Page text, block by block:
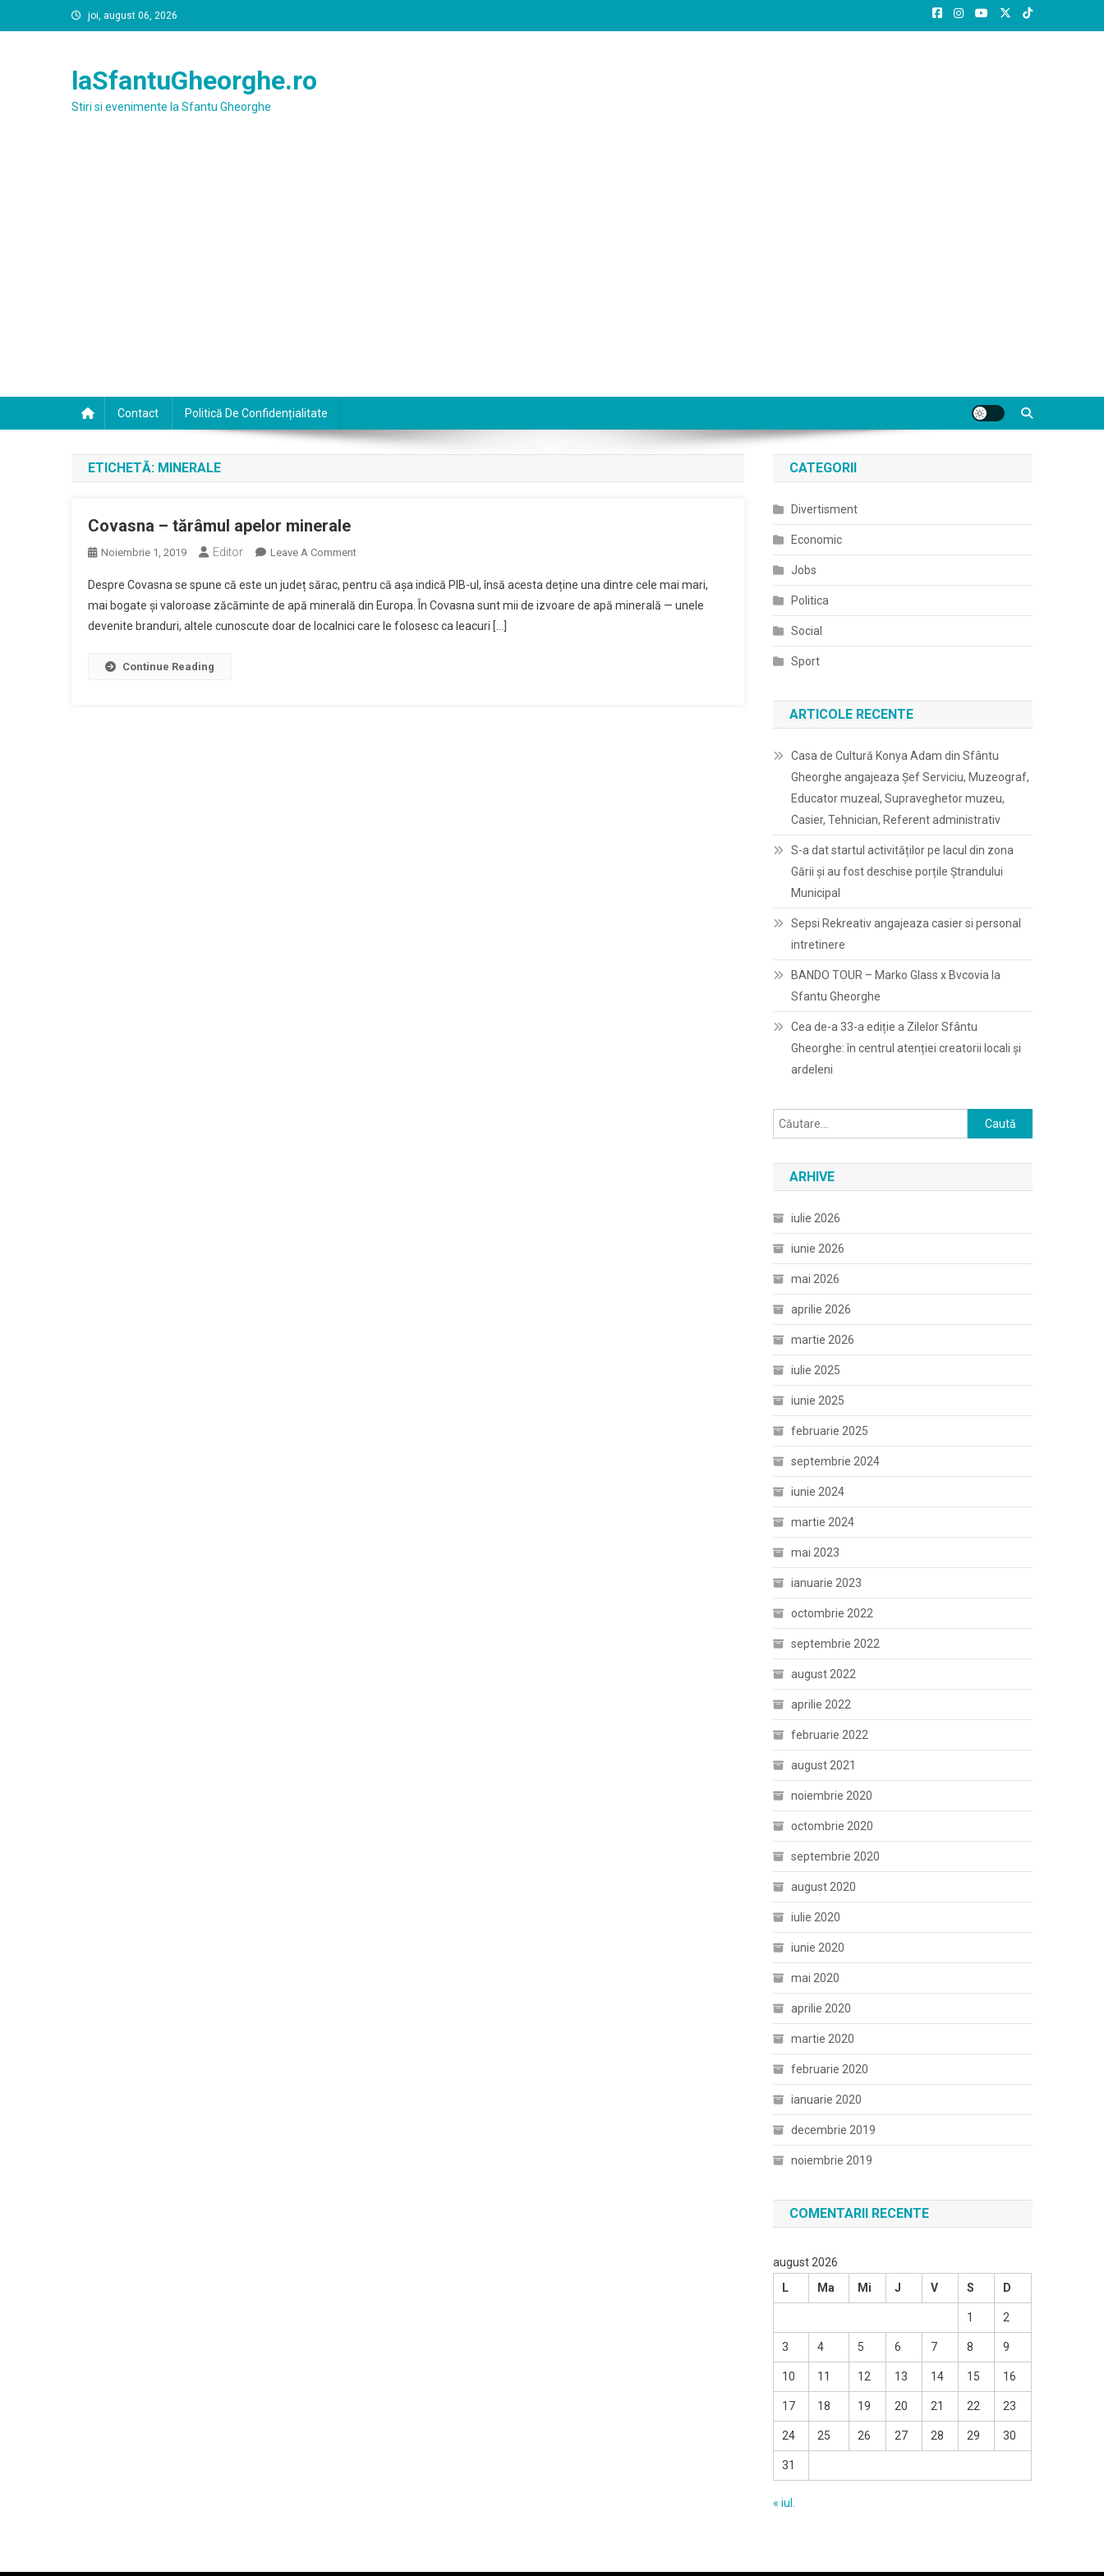
to
joi, august 06, 2026
laSfantuGheorghe.ro
Stiri si evenimente la Sfantu Gheorghe
Contact Politică De Confidențialitate
ETICHETĂ: MINERALE
Covasna – tărâmul apelor minerale
Noiembrie 1, 2019 Editor Leave A CommentOn
–
Tărâmul
Apelor
Despre Covasna se spune că este un județ sărac, pentru că așa indică PIB-ul, însă acesta deține una dintre cele mai mari,
mai bogate și valoroase zăcăminte de apă minerală din Europa. În Covasna sunt mii de izvoare de apă minerală — unele
devenite branduri, altele cunoscute doar de localnici care le folosesc ca leacuri […]
Continue Reading
CATEGORII
Divertisment
Economic
Jobs
Politica
Social
Sport
ARTICOLE RECENTE
Casa de Cultură Konya Adam din Sfântu
Gheorghe angajeaza Șef Serviciu, Muzeograf,
Educator muzeal, Supraveghetor muzeu,
Casier, Tehnician, Referent administrativ
S-a dat startul activităților pe lacul din zona
Gării și au fost deschise porțile Ștrandului
Municipal
Sepsi Rekreativ angajeaza casier si personal
intretinere
BANDO TOUR – Marko Glass x Bvcovia la
Sfantu Gheorghe
Cea de-a 33-a ediție a Zilelor Sfântu
Gheorghe: în centrul atenției creatorii locali și
ardeleni
Caută
după:
ARHIVE
iulie 2026
iunie 2026
mai 2026
aprilie 2026
martie 2026
iulie 2025
iunie 2025
februarie 2025
septembrie 2024
iunie 2024
martie 2024
mai 2023
ianuarie 2023
octombrie 2022
septembrie 2022
august 2022
aprilie 2022
februarie 2022
august 2021
noiembrie 2020
octombrie 2020
septembrie 2020
august 2020
iulie 2020
iunie 2020
mai 2020
aprilie 2020
martie 2020
februarie 2020
ianuarie 2020
decembrie 2019
noiembrie 2019
COMENTARII RECENTE
august 2026
L
Ma Mi J V S D
1 2
3 4 5 6 7 8 9
10 11 12 13 14 15 16
17 18 19 20 21 22 23
24 25 26 27 28 29 30
31
« iul.